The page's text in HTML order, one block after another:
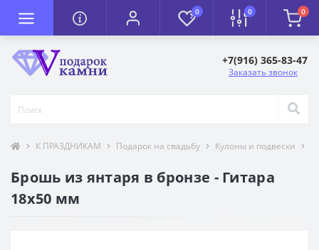
0 0 0
+7(916) 365-83-47
Заказать звонок
К ПРАЗДНИКАМ Подарок на свадьбу Кулоны и подвески
Брошь из янтаря в бронзе - Гитара
18х50 мм